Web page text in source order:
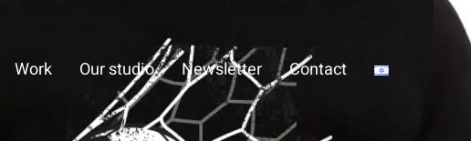
Work Our studio Newsletter Contact